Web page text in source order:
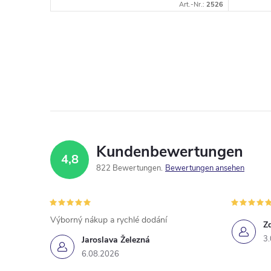
Art.-Nr.: 2526
4,8 Kundenbewertungen
822 Bewertungen Bewertungen ansehen
Jaroslava Železná
6.08.2026
Výborný nákup a rychlé dodání